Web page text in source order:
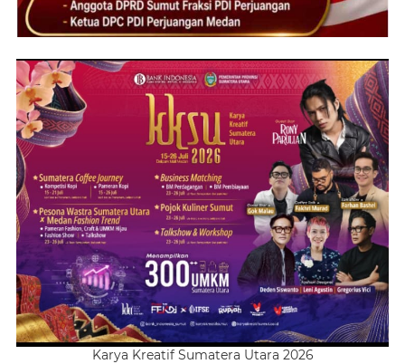
Karya Kreatif Sumatera Utara 2026